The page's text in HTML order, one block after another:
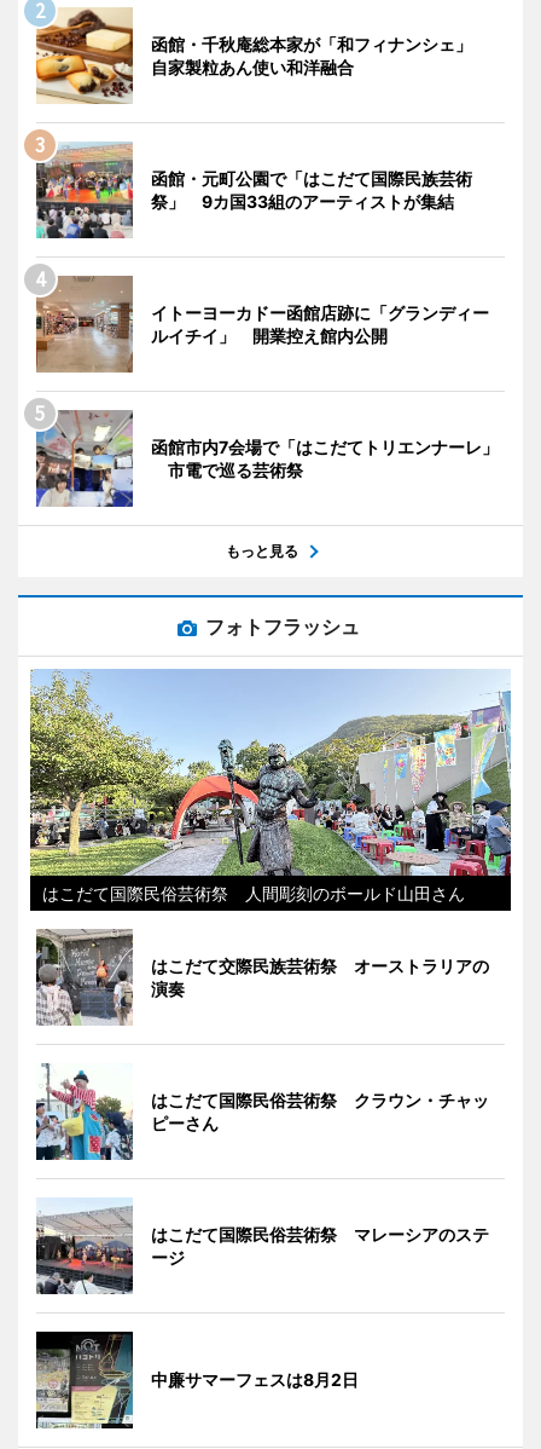
函館・千秋庵総本家が「和フィナンシェ」
自家製粒あん使い和洋融合
函館・元町公園で「はこだて国際民族芸術
祭」 9カ国33組のアーティストが集結
イトーヨーカドー函館店跡に「グランディー
ルイチイ」 開業控え館内公開
函館市内7会場で「はこだてトリエンナーレ」
市電で巡る芸術祭
もっと見る
フォトフラッシュ
はこだて国際民俗芸術祭 人間彫刻のボールド山田さん
はこだて交際民族芸術祭 オーストラリアの
演奏
はこだて国際民俗芸術祭 クラウン・チャッ
ピーさん
はこだて国際民俗芸術祭 マレーシアのステ
ージ
中廉サマーフェスは8月2日